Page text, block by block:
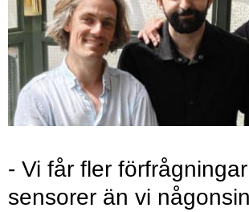
- Vi får fler
sensorer än vi